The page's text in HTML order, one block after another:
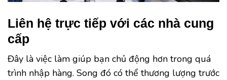
Liên hệ trực tiếp với các nhà cung
cấp
Đây là việc làm giúp bạn chủ động hơn trong quá
trình nhập hàng. Song đó có thể thương lượng trước